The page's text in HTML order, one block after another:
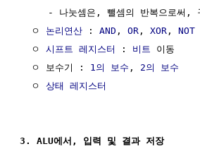
- 나눗셈은, 뺄셈의 반복으로써,
  ㅇ
논리연산 : AND , OR , XOR , NOT
  ㅇ
시프트 레지스터 : 비트
이동
  ㅇ 보수기 :
1의 보수 , 2의 보수
  ㅇ
상태 레지스터
3. ALU에서, 입력 및 결과 저장